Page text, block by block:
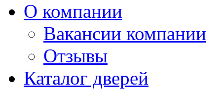
О компании
Вакансии компании
Отзывы
Каталог дверей